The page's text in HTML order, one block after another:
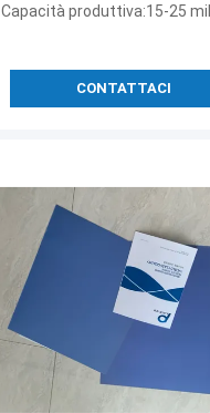
Capacità produttiva:15-25 milioni di
CONTATTACI